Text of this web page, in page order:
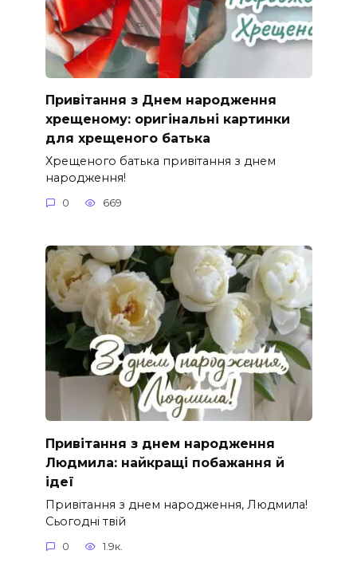
Привітання з Днем народження
хрещеному: оригінальні картинки
для хрещеного батька
Хрещеного батька привітання з днем
народження!
0 669
Привітання з днем народження
Людмила: найкращі побажання й
ідеї
Привітання з днем народження, Людмила!
Сьогодні твій
0 1.9к.